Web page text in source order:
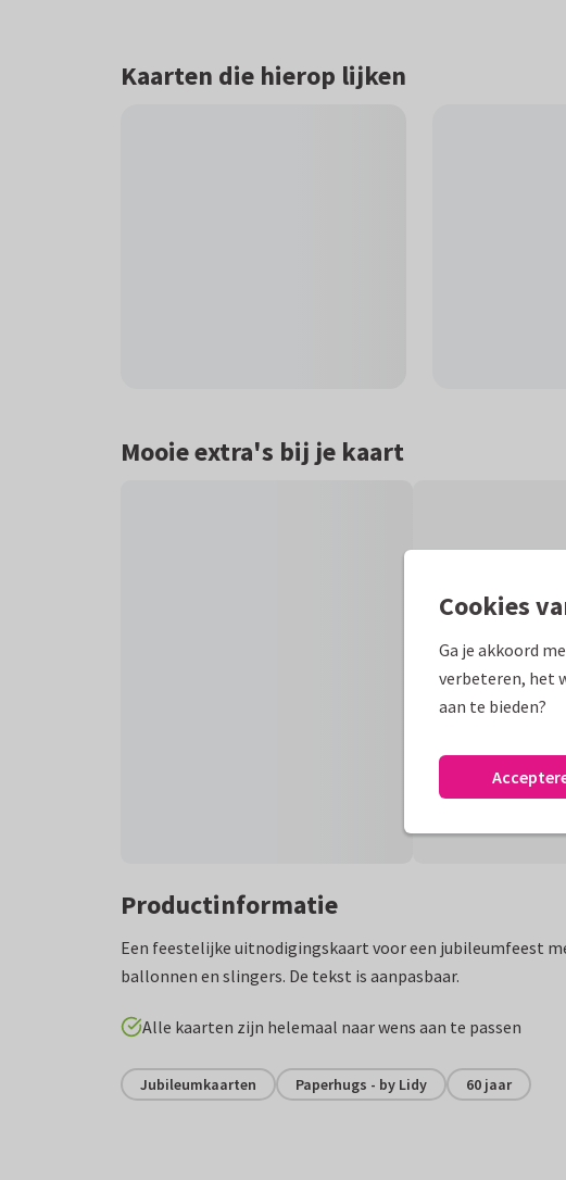
Kaarten die hierop lijken
Mooie extra's bij je kaart
Productinformatie
Een feestelijke uitnodigingskaart voor een jubileumfeest
ballonnen en slingers. De tekst is aanpasbaar.
Alle kaarten zijn helemaal naar wens aan te passen
Jubileumkaarten Paperhugs - by Lidy 60 jaar
Cookies
Ga je akkoord
verbeteren, het
aan te bieden?